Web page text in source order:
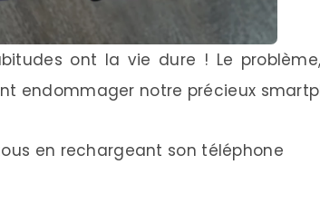
ont la vie dure ! Le
endommager notre précieux
en rechargeant son téléphone